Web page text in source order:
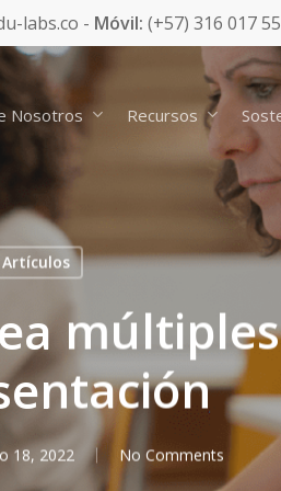
labs.co - Móvil: (+57) 316 017
Nosotros Recursos
Artículos
18, 2022 No Comments